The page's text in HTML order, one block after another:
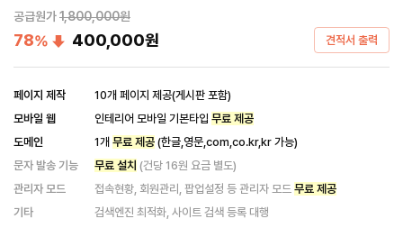
공급원가1,800,000원
78% 400,000원 견적서 출력
페이지 제작
10개 페이지 제공(게시판 포함)
모바일 웹
인테리어 모바일 기본타입 무료 제공
도메인
1개 무료 제공 (한글,영문,com,co.kr,kr 가능)
문자 발송 기능
무료 설치 (건당 16원 요금 별도)
관리자 모드
접속현황, 회원관리, 팝업설정 등 관리자 모드 무료 제공
기타
검색엔진 최적화, 사이트 검색 등록 대행